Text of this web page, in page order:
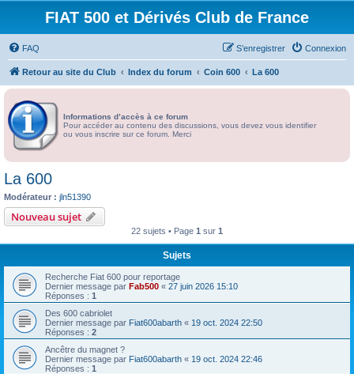
FIAT 500 et Dérivés Club de France
FAQ Connexion
S’enregistrer
Retour au site du Club Index du forum Coin 600 La 600
Informations d’accès à ce forum
Pour accéder au contenu des discussions, vous devez vous identifier
ou vous inscrire sur ce forum. Merci
La 600
Modérateur : jln51390
Nouveau sujet
22 sujets • Page 1 sur 1
Sujets
Recherche Fiat 600 pour reportage
Dernier message par Fab500 « 27 juin 2026 15:10
Réponses : 1
Des 600 cabriolet
Dernier message par Fiat600abarth « 19 oct. 2024 22:50
Réponses : 2
Ancêtre du magnet ?
Dernier message par Fiat600abarth « 19 oct. 2024 22:46
Réponses : 1